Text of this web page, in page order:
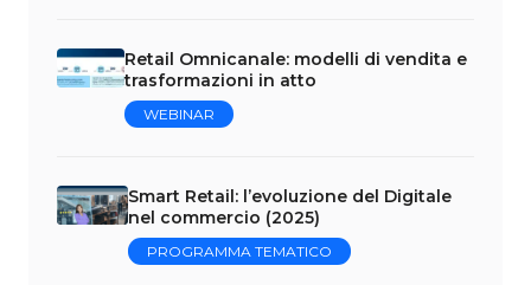
Retail Omnicanale: modelli di vendita e
trasformazioni in atto
WEBINAR
Smart Retail: l’evoluzione del Digitale
nel commercio (2025)
PROGRAMMA TEMATICO